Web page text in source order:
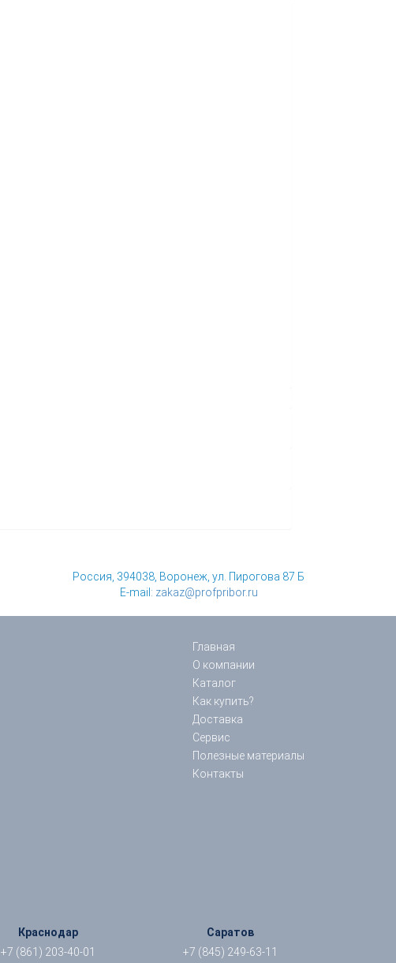
Россия, 394038, Воронеж, ул. Пирогова 87 Б
E-mail: zakaz@profpribor.ru
Главная
О компании
Каталог
Как купить?
Доставка
Сервис
Полезные материалы
Контакты
Краснодар
+7 (861) 203-40-01
Саратов
+7 (845) 249-63-11